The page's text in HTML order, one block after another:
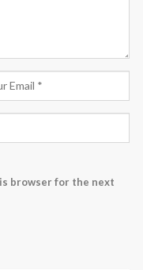
browser for the next